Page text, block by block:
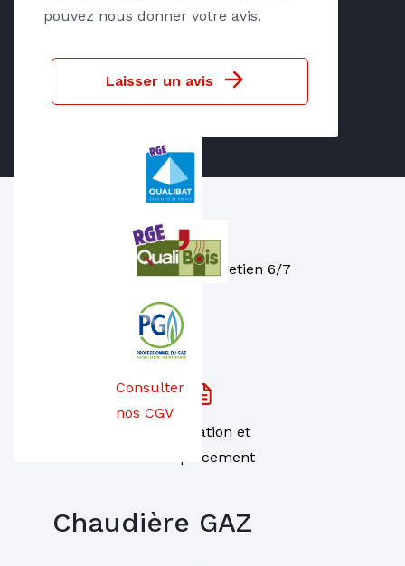
Consulter
nos CGV
Chaudière GAZ
pouvez nous donner votre avis.
Laisser un avis
Dépannage, entretien 6/7
Installation et
remplacement